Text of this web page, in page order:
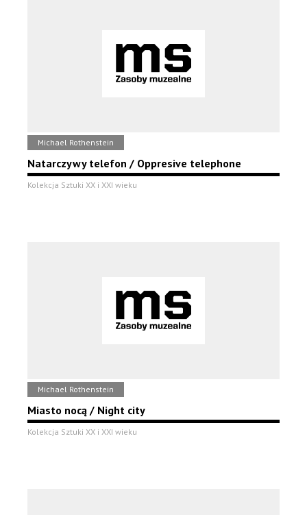
Michael Rothenstein
Natarczywy telefon / Oppresive telephone
Kolekcja Sztuki XX i XXI wieku
Michael Rothenstein
Miasto nocą / Night city
Kolekcja Sztuki XX i XXI wieku